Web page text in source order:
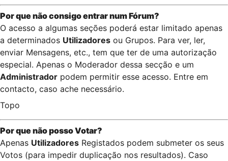
Por que não consigo entrar num Fórum?
O acesso a algumas seções poderá estar limitado apenas
a determinados Utilizadores ou Grupos. Para ver, ler,
enviar Mensagens, etc., tem que ter de uma autorização
especial. Apenas o Moderador dessa secção e um
Administrador podem permitir esse acesso. Entre em
contacto, caso ache necessário.
Topo
Por que não posso Votar?
Apenas Utilizadores Registados podem submeter os seus
Votos (para impedir duplicação nos resultados). Caso